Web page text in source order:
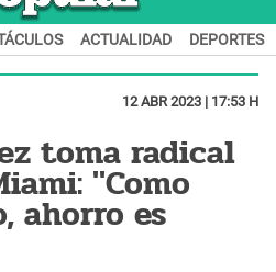
ACTUALIDAD DEPORTES
12 ABR 2023 | 17:53 H
toma radical
"Como
ahorro es